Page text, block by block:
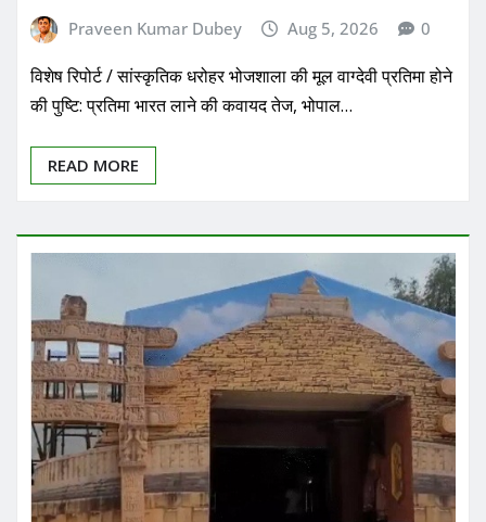
Praveen Kumar Dubey Aug 5, 2026 0
विशेष रिपोर्ट / सांस्कृतिक धरोहर भोजशाला की मूल वाग्देवी प्रतिमा होने
की पुष्टि: प्रतिमा भारत लाने की कवायद तेज, भोपाल…
READ MORE